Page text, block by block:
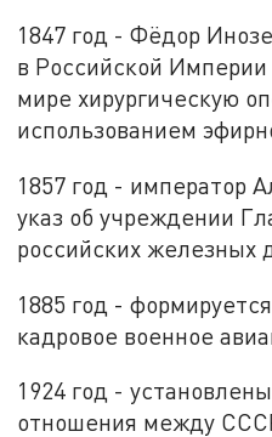
1847 год - Фёдор
в Российской
мире хирургическую
использованием
1857 год - император
указ об учреждении
российских железных
1885 год -
кадровое военное
1924 год -
отношения между